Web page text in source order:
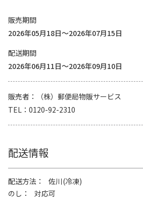
販売期間
2026年05月18日～2026年07月15日
配送期間
2026年06月11日～2026年09月10日
販売者
（株）郵便局物販サービス
TEL
0120-92-2310
配送情報
配送方法
佐川(冷凍)
のし
対応可